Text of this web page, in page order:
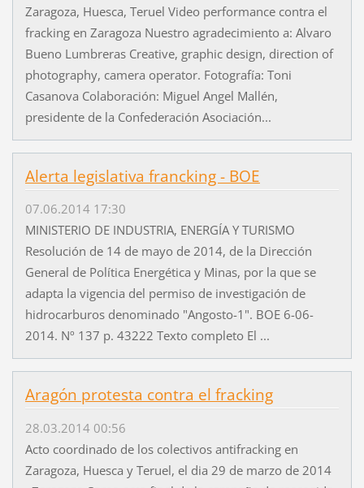
Zaragoza, Huesca, Teruel Video performance contra el
fracking en Zaragoza Nuestro agradecimiento a: Alvaro
Bueno Lumbreras Creative, graphic design, direction of
photography, camera operator. Fotografía: Toni
Casanova Colaboración: Miguel Angel Mallén,
presidente de la Confederación Asociación...
Alerta legislativa francking - BOE
07.06.2014 17:30
MINISTERIO DE INDUSTRIA, ENERGÍA Y TURISMO
Resolución de 14 de mayo de 2014, de la Dirección
General de Política Energética y Minas, por la que se
adapta la vigencia del permiso de investigación de
hidrocarburos denominado "Angosto-1". BOE 6-06-
2014. Nº 137 p. 43222 Texto completo El ...
Aragón protesta contra el fracking
28.03.2014 00:56
Acto coordinado de los colectivos antifracking en
Zaragoza, Huesca y Teruel, el dia 29 de marzo de 2014